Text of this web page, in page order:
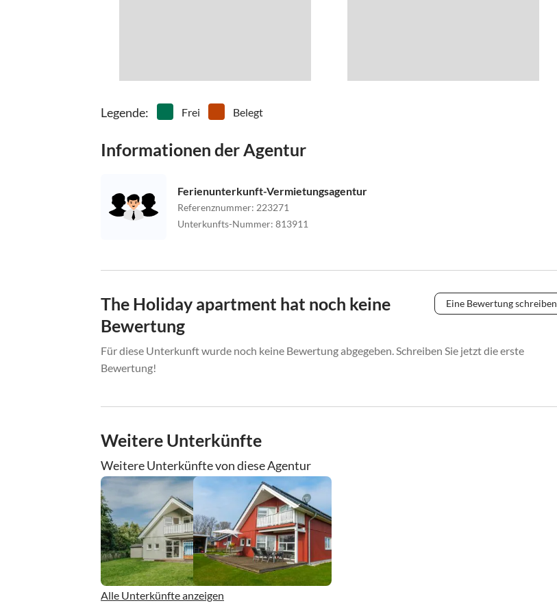
Legende: Frei Belegt
Informationen der Agentur
Ferienunterkunft-Vermietungsagentur
Referenznummer: 223271
Unterkunfts-Nummer: 813911
The Holiday apartment hat noch keine
Bewertung
Eine Bewertung schreiben
Für diese Unterkunft wurde noch keine Bewertung abgegeben. Schreiben Sie jetzt die erste
Bewertung!
Weitere Unterkünfte
Weitere Unterkünfte von diese Agentur
Alle Unterkünfte anzeigen